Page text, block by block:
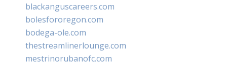
blackanguscareers.com
bolesfororegon.com
bodega-ole.com
thestreamlinerlounge.com
mestrinorubanofc.com